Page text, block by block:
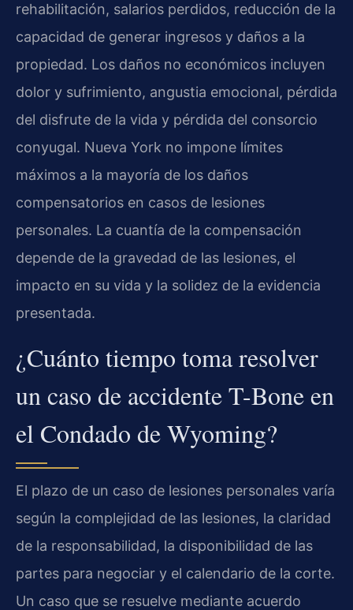
rehabilitación, salarios perdidos, reducción de la
capacidad de generar ingresos y daños a la
propiedad. Los daños no económicos incluyen
dolor y sufrimiento, angustia emocional, pérdida
del disfrute de la vida y pérdida del consorcio
conyugal. Nueva York no impone límites
máximos a la mayoría de los daños
compensatorios en casos de lesiones
personales. La cuantía de la compensación
depende de la gravedad de las lesiones, el
impacto en su vida y la solidez de la evidencia
presentada.
¿Cuánto tiempo toma resolver
un caso de accidente T-Bone en
el Condado de Wyoming?
El plazo de un caso de lesiones personales varía
según la complejidad de las lesiones, la claridad
de la responsabilidad, la disponibilidad de las
partes para negociar y el calendario de la corte.
Un caso que se resuelve mediante acuerdo